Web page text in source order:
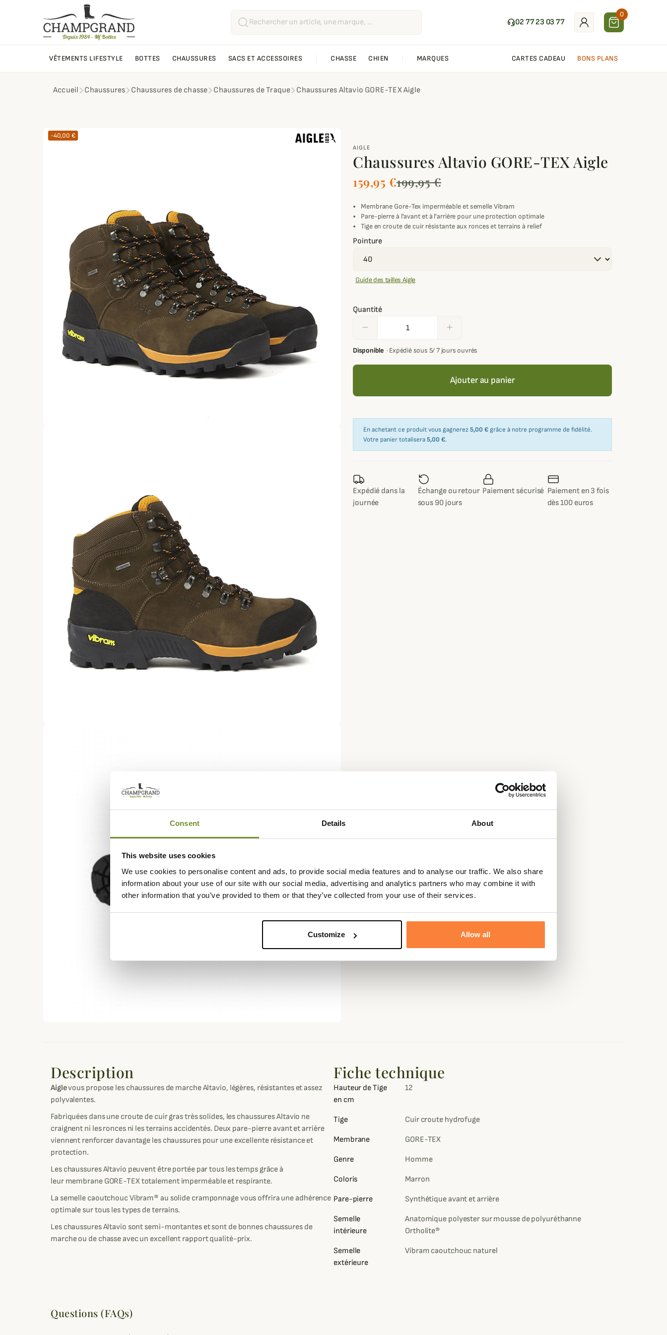
Consent Details About
This website uses cookies
We use cookies to personalise content and ads, to provide social media features and to analyse our traffic. We also share
information about your use of our site with our social media, advertising and analytics partners who may combine it with
other information that you’ve provided to them or that they’ve collected from your use of their services.
Customize Allow all
02 77 23 03 77
0
VÊTEMENTS LIFESTYLE BOTTES CHAUSSURES SACS ET ACCESSOIRES CHASSE CHIEN MARQUES CARTES CADEAU BONS PLANS
Accueil Chaussures Chaussures de chasse Chaussures de Traque Chaussures Altavio GORE-TEX Aigle
-40,00 €
AIGLE
Chaussures Altavio GORE-TEX Aigle
159,95 €199,95 €
Membrane Gore-Tex imperméable et semelle Vibram
Pare-pierre à l'avant et à l'arrière pour une protection optimale
Tige en croute de cuir résistante aux ronces et terrains à relief
Pointure
Guide des tailles Aigle
Quantité
remove add
Disponible ·Expédié sous 5/ 7 jours ouvrés
Ajouter au panier
En achetant ce produit vous gagnerez5,00 € grâce à notre programme de fidélité.
Votre panier totalisera5,00 €.
Expédié dans la
journée
Échange ou retour
sous 90 jours
Paiement sécurisé Paiement en 3 fois
dès 100 euros
Description
Aiglevous propose les chaussures de marche Altavio, légères, résistantes et assez
polyvalentes.
Fabriquées dans une croute de cuir gras très solides, les chaussures Altavio ne
craignent ni les ronces ni les terrains accidentés. Deux pare-pierre avant et arrière
viennent renforcer davantage les chaussures pour une excellente résistance et
protection.
Les chaussures Altavio peuvent être portée par tous les temps grâce à
leur membrane GORE-TEX totalement imperméable et respirante.
La semelle caoutchouc Vibram® au solide cramponnage vous offrira une adhérence
optimale sur tous les types de terrains.
Les chaussures Altavio sont semi-montantes et sont de bonnes chaussures de
marche ou de chasse avec un excellent rapport qualité-prix.
Fiche technique
Hauteur de Tige
en cm
12
Tige Cuir croute hydrofuge
Membrane GORE-TEX
Genre Homme
Coloris Marron
Pare-pierre Synthétique avant et arrière
Semelle
intérieure
Anatomique polyester sur mousse de polyuréthanne
Ortholite®
Semelle
extérieure
Vibram caoutchouc naturel
Questions (FAQs)